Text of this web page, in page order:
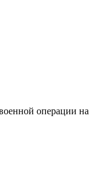
операции на